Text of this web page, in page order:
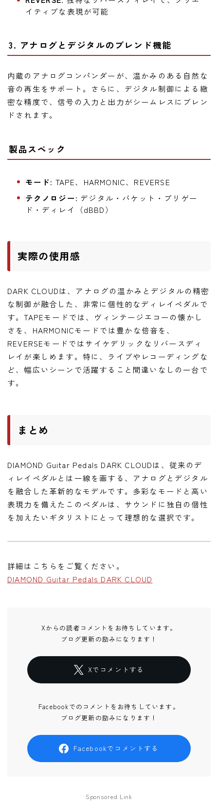
イティブな表現が可能
3. アナログとデジタルのブレンド機能
内蔵のアナログコンパンダーが、温かみのある自然な
音の再生をサポート。さらに、デジタル制御による緻
密な精度で、信号の入力と出力がシームレスにブレン
ドされます。
製品スペック
モード: TAPE、HARMONIC、REVERSE
テクノロジー: デジタル・バケット・ブリゲー
ド・ディレイ（dBBD）
実際の使用感
DARK CLOUDは、アナログの温かみとデジタルの精密
な制御が融合した、非常に個性的なディレイペダルで
す。TAPEモードでは、ヴィンテージエコーの懐かし
さを、HARMONICモードでは豊かな倍音を、
REVERSEモードではサイケデリックなリバースディ
レイが楽しめます。特に、ライブやレコーディングな
ど、幅広いシーンで活躍すること間違いなしの一台で
す。
まとめ
DIAMOND Guitar Pedals DARK CLOUDは、従来のデ
ィレイペダルとは一線を画する、アナログとデジタル
を融合した革新的なモデルです。多彩なモードと高い
表現力を備えたこのペダルは、サウンドに独自の個性
を加えたいギタリストにとって理想的な選択です。
詳細はこちらをご覧ください。
DIAMOND Guitar Pedals DARK CLOUD
Xからの読者コメントをお待ちしています。
ブログ更新の励みになります！
Xでコメントする
Facebookでのコメントをお待ちしています。
ブログ更新の励みになります！
Facebookでコメントする
Sponsored Link